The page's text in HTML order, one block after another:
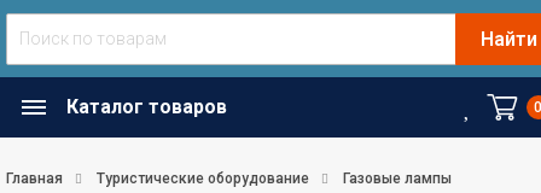
Найти
Каталог товаров
Главная Туристические оборудование Газовые лампы